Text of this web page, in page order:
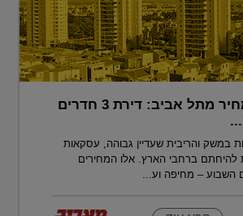
בחמישית מחיר מתל אביב: דירת 3 חדרים
במשק והריבית שעדיין גבוהה, עסקאות
להיחתם ברחבי הארץ. אלו המחירים
השבוע – מחיפה וע...